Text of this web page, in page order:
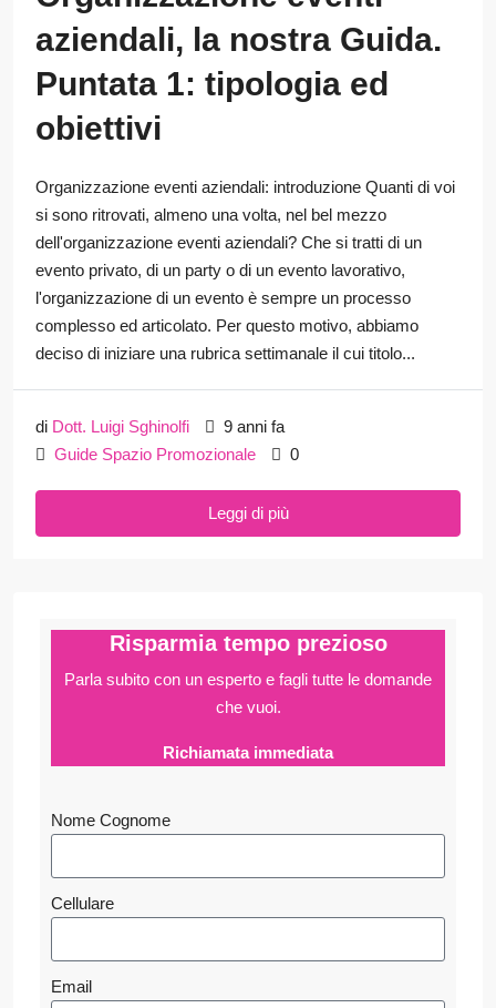
aziendali, la nostra Guida.
Puntata 1: tipologia ed
obiettivi
Organizzazione eventi aziendali: introduzione Quanti di voi
si sono ritrovati, almeno una volta, nel bel mezzo
dell'organizzazione eventi aziendali? Che si tratti di un
evento privato, di un party o di un evento lavorativo,
l'organizzazione di un evento è sempre un processo
complesso ed articolato. Per questo motivo, abbiamo
deciso di iniziare una rubrica settimanale il cui titolo...
di Dott. Luigi Sghinolfi
9 anni fa
Guide Spazio Promozionale
0
Leggi di più
Risparmia tempo prezioso
Parla subito con un esperto e fagli tutte le domande
che vuoi.
Richiamata immediata
Nome Cognome
Cellulare
Email